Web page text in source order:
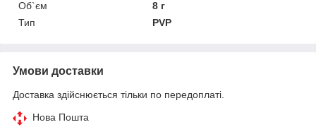
Об`єм
8 г
Тип
PVР
Умови доставки
Доставка здійснюється тільки по передоплаті.
Нова Пошта